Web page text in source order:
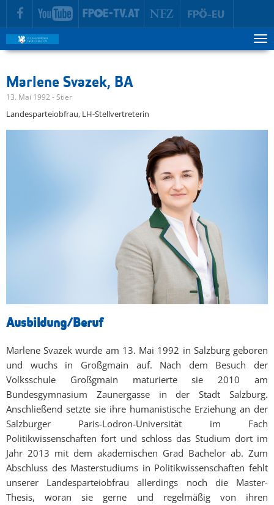
zur Hauptnavigation springen
zum Inhalt springen
Marlene Svazek, BA
13. Mai 1992 - Stier
Landesparteiobfrau, LH-Stellvertreterin
Ausbildung/Beruf
Marlene Svazek wurde am 13. Mai 1992 in Salzburg geboren
und wuchs in Großgmain auf. Nach dem Besuch der
Volksschule Großgmain maturierte sie 2010 am
Bundesgymnasium Zaunergasse in der Stadt Salzburg.
Anschließend setzte sie ihre humanistische Erziehung an der
Salzburger Paris-Lodron-Universität im Fach
Politikwissenschaften fort und schloss das Studium dort im
Jahr 2013 mit dem akademischen Grad Bachelor ab. Zum
Abschluss des Masterstudiums in Politikwissenschaften fehlt
unserer Landesparteiobfrau allerdings noch die Master-
Thesis, woran sie gerne und regelmäßig von ihren